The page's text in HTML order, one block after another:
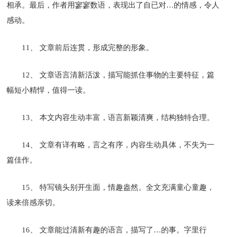
相承。最后，作者用寥寥数语，表现出了自已对…的情感，令人
感动。
11、 文章前后连贯，形成完整的形象。
12、 文章语言清新活泼，描写能抓住事物的主要特征，篇
幅短小精悍，值得一读。
13、 本文内容生动丰富，语言新颖清爽，结构独特合理。
14、 文章有详有略，言之有序，内容生动具体，不失为一
篇佳作。
15、 特写镜头别开生面，情趣盎然。全文充满童心童趣，
读来倍感亲切。
16、 文章能过清新有趣的语言，描写了…的事。字里行